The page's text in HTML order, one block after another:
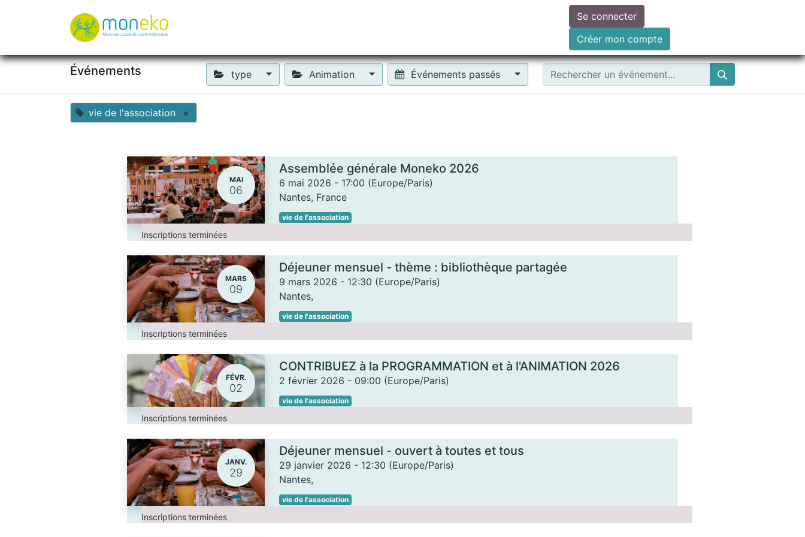
Faire un don
Se connecter
Créer mon compte
Événements type Animation Événements passés
vie de l'association ×
MAI
06
Assemblée générale Moneko 2026
6 mai 2026 - 17:00 (Europe/Paris)
Nantes, France
vie de l'association
Inscriptions terminées
MARS
09
Déjeuner mensuel - thème : bibliothèque partagée
9 mars 2026 - 12:30 (Europe/Paris)
Nantes,
vie de l'association
Inscriptions terminées
FÉVR.
02
CONTRIBUEZ à la PROGRAMMATION et à l'ANIMATION 2026
2 février 2026 - 09:00 (Europe/Paris)
vie de l'association
Inscriptions terminées
JANV.
29
Déjeuner mensuel - ouvert à toutes et tous
29 janvier 2026 - 12:30 (Europe/Paris)
Nantes,
vie de l'association
Inscriptions terminées